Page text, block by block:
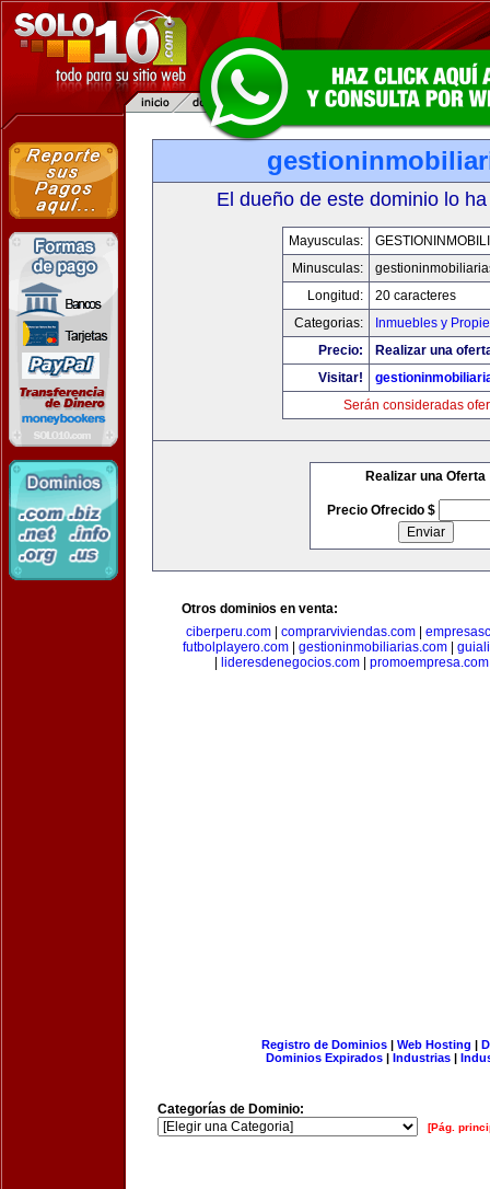
El dueño de este dominio lo
Mayusculas:
Minusculas:
Longitud:
20 caracteres
Categorias:
Inmuebles y
Precio:
Realizar una
Visitar!
Serán consideradas
Realizar una Oferta
Precio Ofrecido $
Otros dominios en venta:
ciberperu.com
comprarviviendas.com
futbolplayero.com| gestioninmobiliarias.com|
lideresdenegocios.com promoempresa.com
Registro de Dominios| Web Hosting |
Dominios Expirados | Industrias |
Categorías de Dominio:
[Pág.